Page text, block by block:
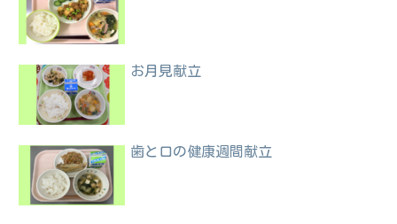
お月見献立
歯と口の健康週間献立